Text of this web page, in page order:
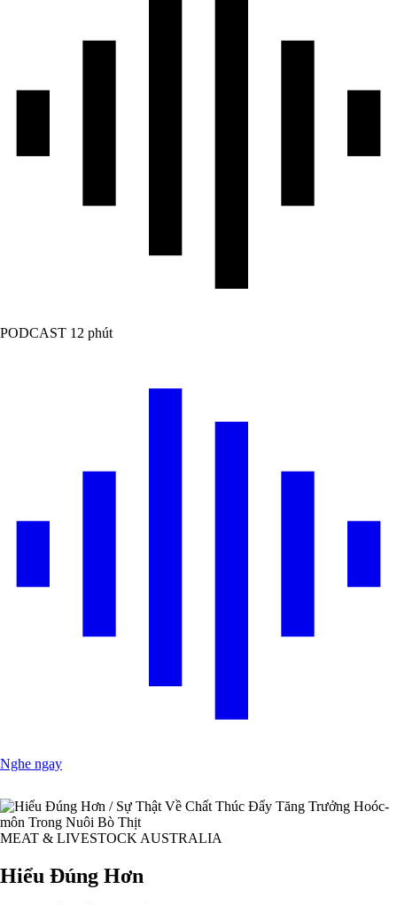
PODCAST 12 phút
Nghe ngay
MEAT & LIVESTOCK AUSTRALIA
Hiểu Đúng Hơn